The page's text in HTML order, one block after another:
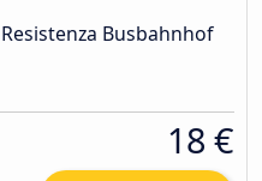
Busbahnhof
18 €